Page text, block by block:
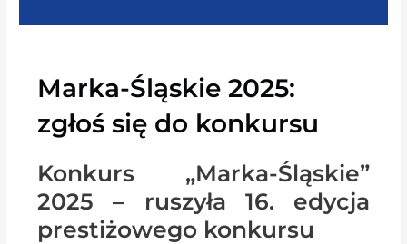
Marka-Śląskie 2025:
zgłoś się do konkursu
Konkurs „Marka-Śląskie”
2025 – ruszyła 16. edycja
prestiżowego konkursu